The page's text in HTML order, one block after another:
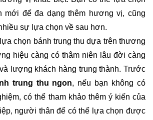
mới để đa dạng thêm hương vị, cũng
sự lựa chọn về sau hơn.
chọn bánh trung thu dựa trên thương
hiệu càng có thâm niên lâu đời càng
lượng khách hàng trung thành. Trước
trung thu ngon, nếu bạn không có
có thể tham khảo thêm ý kiến của
người thân để có thể lựa chọn được